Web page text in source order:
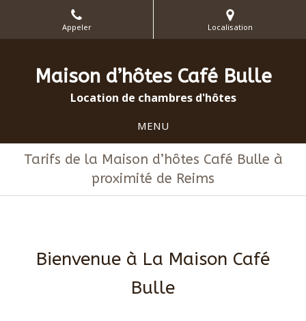
Appeler Localisation
Maison d’hôtes Café Bulle
Location de chambres d'hôtes
MENU
Tarifs de la Maison d’hôtes Café Bulle à
proximité de Reims
Bienvenue à La Maison Café
Bulle